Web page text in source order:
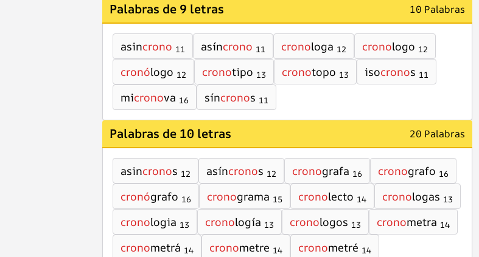
Palabras de 9 letras 10 Palabras
asincrono 11 asíncrono 11 cronologa 12 cronologo 12
cronólogo 12 cronotipo 13 cronotopo 13 isocronos 11
micronova 16 síncronos 11
Palabras de 10 letras 20 Palabras
asincronos 12 asíncronos 12 cronografa 16 cronografo 16
cronógrafo 16 cronograma 15 cronolecto 14 cronologas 13
cronologia 13 cronología 13 cronologos 13 cronometra 14
cronometrá 14 cronometre 14 cronometré 14